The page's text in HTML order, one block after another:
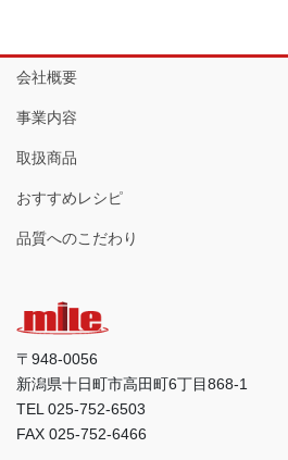
会社概要
事業内容
取扱商品
おすすめレシピ
品質へのこだわり
〒948-0056
新潟県十日町市高田町6丁目868-1
TEL 025-752-6503
FAX 025-752-6466